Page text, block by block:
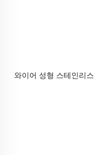
와이어 성형 스테인리